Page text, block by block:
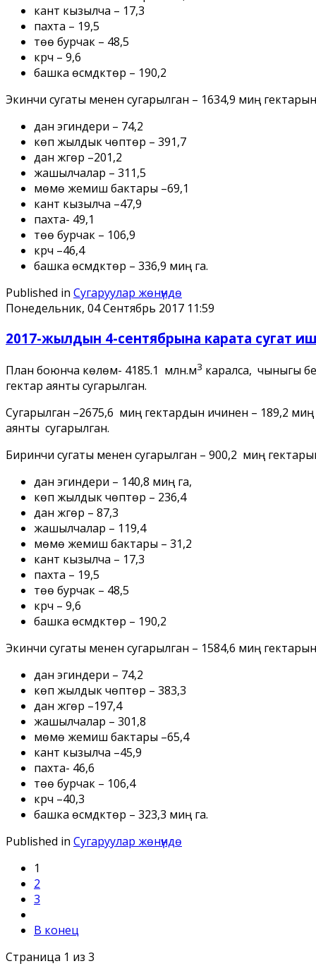
кант кызылча – 17,3
пахта – 19,5
төө бурчак – 48,5
күрүч – 9,6
башка өсүмдүктөр – 190,2
Экинчи сугаты менен сугарылган – 1634,9 миң
дан эгиндери – 74,2
көп жылдык чөптөр – 391,7
дан жүгөрү –201,2
жашылчалар – 311,5
мөмө жемиш бактары –69,1
кант кызылча –47,9
пахта- 49,1
төө бурчак – 106,9
күрүч –46,4
башка өсүмдүктөр – 336,9 миң га.
Published in Сугаруулар жѳнүндѳ
Понедельник, 04 Сентябрь 2017 11:59
2017-жылдын 4-сентябрына карата сугат
План боюнча көлөмү- 4185.1 млн.м3 каралса, чыныгы
гектар аянты сугарылган.
Сугарылган –2675,6 миң гектардын ичинен – 189,2
аянты сугарылган.
Биринчи сугаты менен сугарылган – 900,2 миң
дан эгиндери – 140,8 миң га,
көп жылдык чөптөр – 236,4
дан жүгөрү – 87,3
жашылчалар – 119,4
мөмө жемиш бактары – 31,2
кант кызылча – 17,3
пахта – 19,5
төө бурчак – 48,5
күрүч – 9,6
башка өсүмдүктөр – 190,2
Экинчи сугаты менен сугарылган – 1584,6 миң
дан эгиндери – 74,2
көп жылдык чөптөр – 383,3
дан жүгөрү –197,4
жашылчалар – 301,8
мөмө жемиш бактары –65,4
кант кызылча –45,9
пахта- 46,6
төө бурчак – 106,4
күрүч –40,3
башка өсүмдүктөр – 323,3 миң га.
Published in Сугаруулар жѳнүндѳ
1
2
3
В конец
Страница 1 из 3